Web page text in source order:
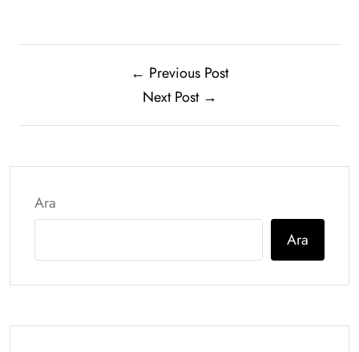
← Previous Post
Next Post →
Ara
Ara